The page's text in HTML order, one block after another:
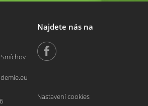
Najdete nás na
Nastavení cookies